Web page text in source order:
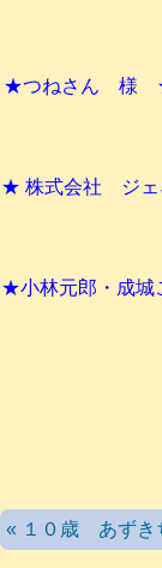
★つねさん 様
★ 株式会社 ジェ
★小林元郎・成
« １０歳 あずき